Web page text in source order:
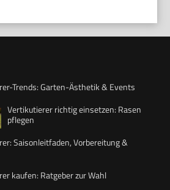
Trends: Garten-Ästhetik & Events
Vertikutierer richtig einsetzen: Rasen
pflegen
Saisonleitfaden, Vorbereitung &
kaufen: Ratgeber zur Wahl